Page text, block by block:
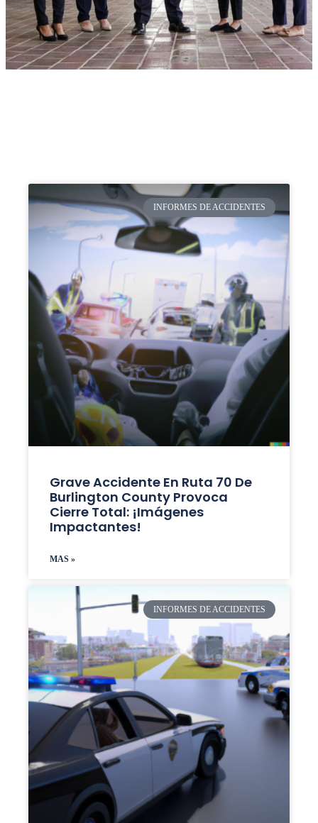
INFORMES DE ACCIDENTES
Grave Accidente En Ruta 70 De
Burlington County Provoca
Cierre Total: ¡Imágenes
Impactantes!
MAS »
INFORMES DE ACCIDENTES